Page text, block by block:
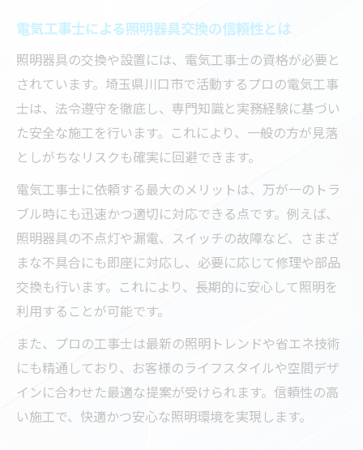
電気工事士による照明器具交換の信頼性とは
照明器具の交換や設置には、電気工事士の資格が必要と
されています。埼玉県川口市で活動するプロの電気工事
士は、法令遵守を徹底し、専門知識と実務経験に基づい
た安全な施工を行います。これにより、一般の方が見落
としがちなリスクも確実に回避できます。
電気工事士に依頼する最大のメリットは、万が一のトラ
ブル時にも迅速かつ適切に対応できる点です。例えば、
照明器具の不点灯や漏電、スイッチの故障など、さまざ
まな不具合にも即座に対応し、必要に応じて修理や部品
交換も行います。これにより、長期的に安心して照明を
利用することが可能です。
また、プロの工事士は最新の照明トレンドや省エネ技術
にも精通しており、お客様のライフスタイルや空間デザ
インに合わせた最適な提案が受けられます。信頼性の高
い施工で、快適かつ安心な照明環境を実現します。